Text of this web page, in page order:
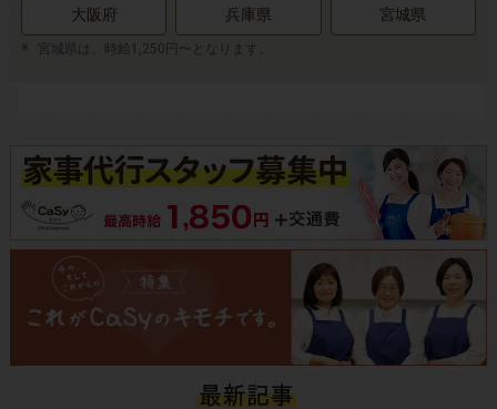
大阪府 兵庫県 宮城県
宮城県は、時給1,250円〜となります。